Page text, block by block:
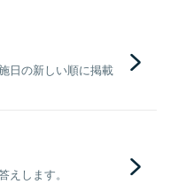
日の新しい順に掲載
します。